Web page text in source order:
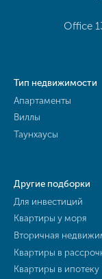
Office
Тип недвижимости
Апартаменты
Виллы
Таунхаусы
Другие подборки
Для инвестиций
Квартиры у моря
Вторичная
Квартиры в
Квартиры в ипотеку